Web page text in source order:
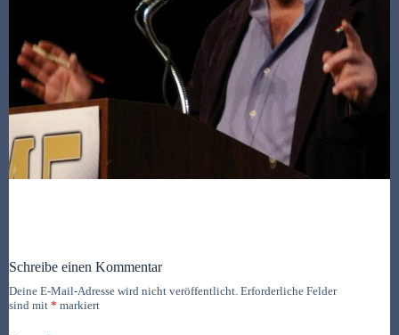
Schreibe einen Kommentar
Deine E-Mail-Adresse wird nicht veröffentlicht. Erforderliche Felder
sind mit * markiert